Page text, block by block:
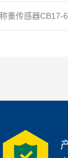
感器CB17-600G-C微